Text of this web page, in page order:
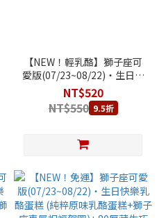
【NEW！輕乳酪】獅子座可
愛版(07/23~08/22)‧生日快
樂輕乳酪蛋糕 (天使親吻輕乳
酪蛋糕+獅子座專屬祝福賀
圖)
NT$520
NT$550 9.5折